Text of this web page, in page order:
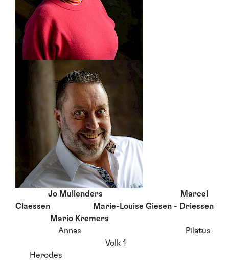
Jo Mullenders Marcel
Claessen Marie-Louise Giesen - Driessen
Mario Kremers
Annas Pilatus
Volk 1
Herodes